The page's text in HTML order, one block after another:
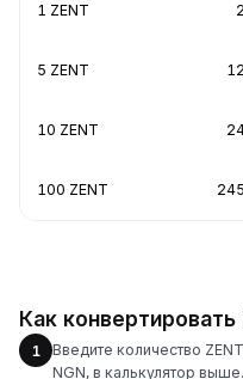
1 ZENT
5 ZENT
10 ZENT
100 ZENT
Как конвертировать
1
Введите количество
NGN, в калькулятор выше.